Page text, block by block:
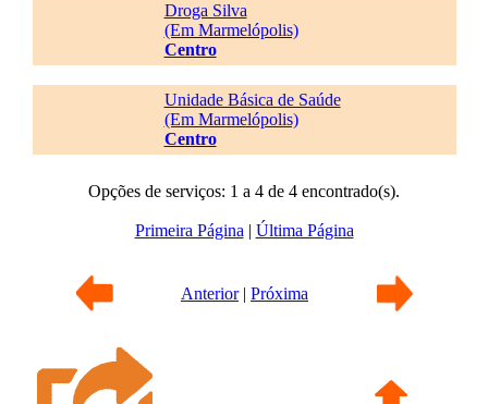
Droga Silva
(Em Marmelópolis)
Centro
Unidade Básica de Saúde
(Em Marmelópolis)
Centro
Opções de serviços: 1 a 4 de 4 encontrado(s).
Primeira Página | Última Página
Anterior| Próxima